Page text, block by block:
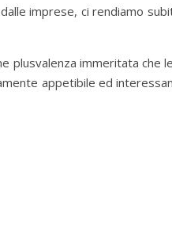
imprese, ci rendiamo
plusvalenza immeritata che
appetibile ed